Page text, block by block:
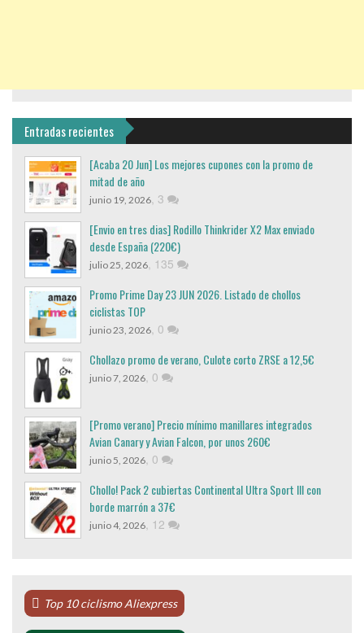
Entradas recientes
[Acaba 20 Jun] Los mejores cupones con la promo de
mitad de año
junio 19, 2026, 3
[Envio en tres dias] Rodillo Thinkrider X2 Max enviado
desde España (220€)
julio 25, 2026, 135
Promo Prime Day 23 JUN 2026. Listado de chollos
ciclistas TOP
junio 23, 2026, 0
Chollazo promo de verano, Culote corto ZRSE a 12,5€
junio 7, 2026, 0
[Promo verano] Precio mínimo manillares integrados
Avian Canary y Avian Falcon, por unos 260€
junio 5, 2026, 0
Chollo! Pack 2 cubiertas Continental Ultra Sport III con
borde marrón a 37€
junio 4, 2026, 12
Top 10 ciclismo Aliexpress